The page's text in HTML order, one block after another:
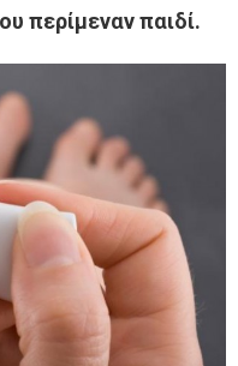
περίμεναν παιδί.